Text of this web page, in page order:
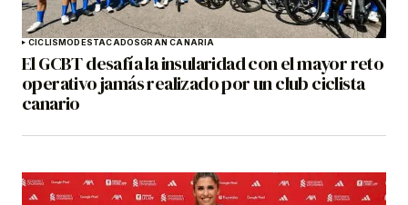
CICLISMODESTACADOSGRAN CANARIA
El GCBT desafía la insularidad con el mayor reto
operativo jamás realizado por un club ciclista
canario